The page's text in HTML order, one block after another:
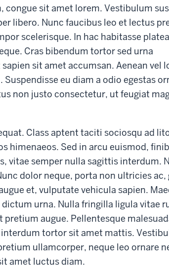
congue sit amet lorem. Vestibulum
libero. Nunc faucibus leo et lectus
scelerisque. In hac habitasse platea
Cras bibendum tortor sed urna
sit amet accumsan. Aenean vel
eu diam a odio egestas
non justo consectetur, ut feugiat
Class aptent taciti sociosqu ad
himenaeos. Sed in arcu euismod,
vitae semper nulla sagittis interdum.
dolor neque, porta non ultricies ac,
et, vulputate vehicula sapien.
urna. Nulla fringilla ligula vitae
augue. Pellentesque
tortor sit amet mattis.
ullamcorper, neque leo ornare
amet luctus diam.